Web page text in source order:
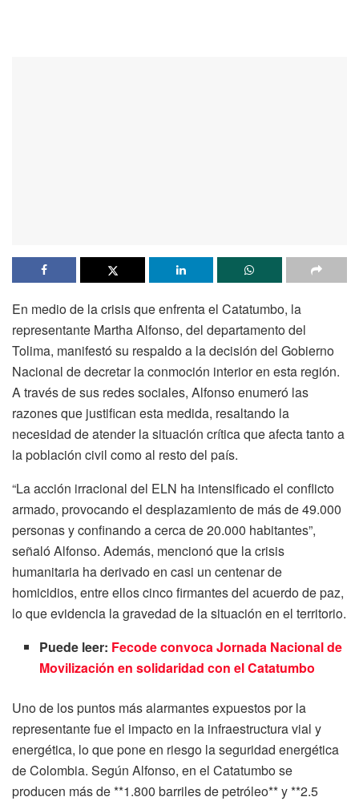
En medio de la crisis que enfrenta el Catatumbo, la
representante Martha Alfonso, del departamento del
Tolima, manifestó su respaldo a la decisión del Gobierno
Nacional de decretar la conmoción interior en esta región.
A través de sus redes sociales, Alfonso enumeró las
razones que justifican esta medida, resaltando la
necesidad de atender la situación crítica que afecta tanto a
la población civil como al resto del país.
“La acción irracional del ELN ha intensificado el conflicto
armado, provocando el desplazamiento de más de 49.000
personas y confinando a cerca de 20.000 habitantes”,
señaló Alfonso. Además, mencionó que la crisis
humanitaria ha derivado en casi un centenar de
homicidios, entre ellos cinco firmantes del acuerdo de paz,
lo que evidencia la gravedad de la situación en el territorio.
Puede leer: Fecode convoca Jornada Nacional de
Movilización en solidaridad con el Catatumbo
Uno de los puntos más alarmantes expuestos por la
representante fue el impacto en la infraestructura vial y
energética, lo que pone en riesgo la seguridad energética
de Colombia. Según Alfonso, en el Catatumbo se
producen más de **1.800 barriles de petróleo** y **2.5